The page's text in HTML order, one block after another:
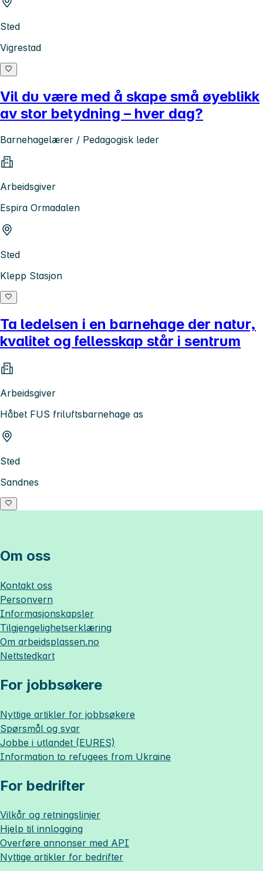
Sted
Vigrestad
Vil du være med å skape små øyeblikk
av stor betydning – hver dag?
Barnehagelærer / Pedagogisk leder
Arbeidsgiver
Espira Ormadalen
Sted
Klepp Stasjon
Ta ledelsen i en barnehage der natur,
kvalitet og fellesskap står i sentrum
Arbeidsgiver
Håbet FUS friluftsbarnehage as
Sted
Sandnes
Om oss
Kontakt oss
Personvern
Informasjonskapsler
Tilgjengelighetserklæring
Om arbeidsplassen.no
Nettstedkart
For jobbsøkere
Nyttige artikler for jobbsøkere
Spørsmål og svar
Jobbe i utlandet (EURES)
Information to refugees from Ukraine
For bedrifter
Vilkår og retningslinjer
Hjelp til innlogging
Overføre annonser med API
Nyttige artikler for bedrifter